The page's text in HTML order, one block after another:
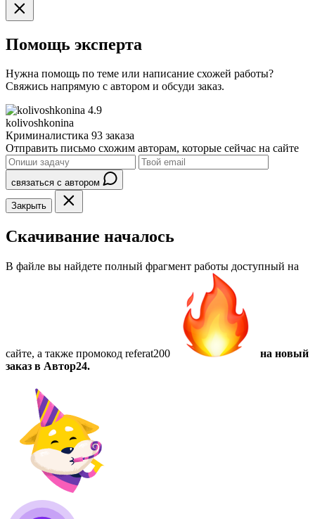
Помощь эксперта
Нужна помощь по теме или написание схожей работы?
Свяжись напрямую с автором и обсуди заказ.
4.9
kolivoshkonina
Криминалистика 93 заказа
Отправить письмо схожим авторам, которые сейчас на сайте
связаться с автором
Закрыть
Скачивание началось
В файле вы найдете полный фрагмент работы доступный на
сайте, а также промокод referat200
на новый
заказ в Автор24.